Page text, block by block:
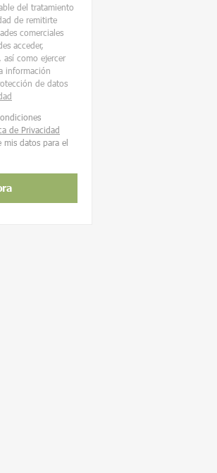
del tratamiento
de remitirte
comerciales
acceder,
así como ejercer
información
de datos
de Privacidad
datos para el